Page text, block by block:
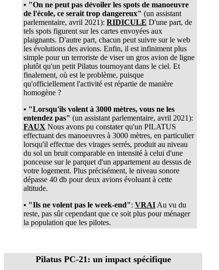
• "On ne peut pas dévoiler les spots de manoeuvre
de l'école, ce serait trop dangereux" (un assistant
parlementaire, avril 2021): RIDICULE D'une part, de
tels spots figurent sur les cartes envoyées aux
plaignants. D'autre part, chacun peut suivre sur le web
les évolutions des avions. Enfin, il est infiniment plus
simple pour un terroriste de viser un gros avion de ligne
plutôt qu'un petit Pilatus tournoyant dans le ciel. Et
finalement, où est le problème, puisque
qu'officiellement l'activité est répartie de manière
homogène ?
• "Lorsqu'ils volent à 3000 mètres, vous ne les
entendez pas" (un assistant parlementaire, avril 2021):
FAUX Nous avons pu constater qu'un PILATUS
effectuant des manoeuvres à 3000 mètres, en particulier
lorsqu'il effectue des virages serrés, produit au niveau
du sol un bruit comparable en intensité à celui d'une
ponceuse sur le parquet d'un appartement au dessus de
votre logement. Plus précisément, le niveau sonore
dépasse 40 db pour deux avions évoluant à cette
altitude.
• "Ils ne volent pas le week-end": VRAI Au vu du
reste, pas sûr cependant que ce soit plus pour ménager
la population que les pilotes.
Pilatus PC-21: un impact spécifique